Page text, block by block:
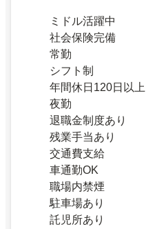
ミドル活躍中
社会保険完備
常勤
シフト制
年間休日120日以上
夜勤
退職金制度あり
残業手当あり
交通費支給
車通勤OK
職場内禁煙
駐車場あり
託児所あり